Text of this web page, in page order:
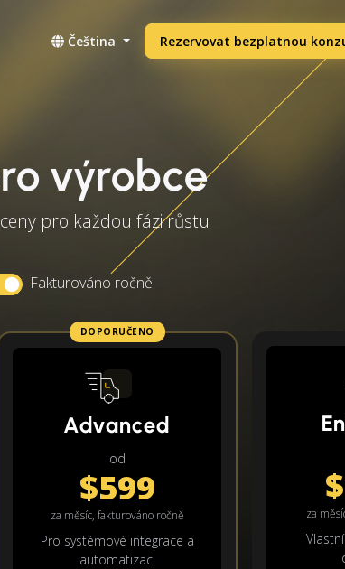
Čeština Rezervovat bezplatnou
výrobce
pro každou fázi růstu
Fakturováno ročně
DOPORUČENO
Advanced
od
$599
za měsíc, fakturováno ročně
Pro systémové integrace a
automatizaci
za